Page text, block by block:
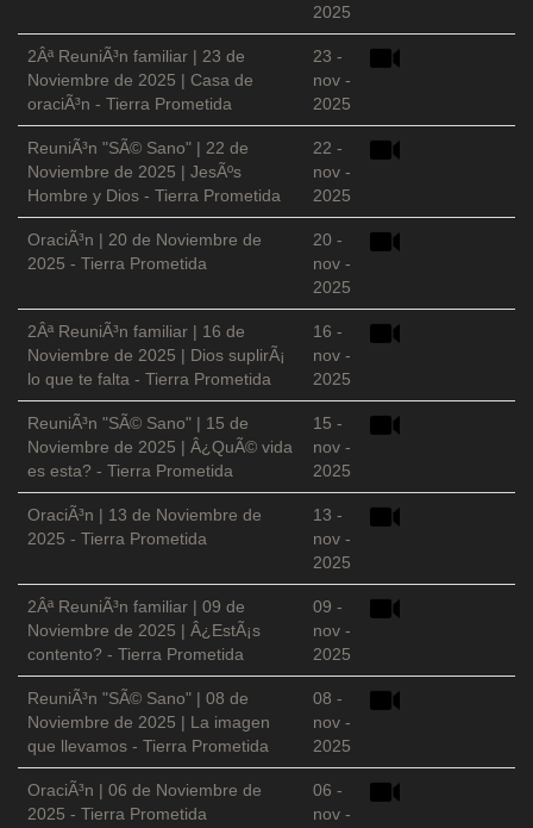
2025
2Âª ReuniÃ³n familiar | 23 de
Noviembre de 2025 | Casa de
oraciÃ³n - Tierra Prometida
23 -
nov -
2025
ReuniÃ³n "SÃ© Sano" | 22 de
Noviembre de 2025 | JesÃºs
Hombre y Dios - Tierra Prometida
22 -
nov -
2025
OraciÃ³n | 20 de Noviembre de
2025 - Tierra Prometida
20 -
nov -
2025
2Âª ReuniÃ³n familiar | 16 de
Noviembre de 2025 | Dios suplirÃ¡
lo que te falta - Tierra Prometida
16 -
nov -
2025
ReuniÃ³n "SÃ© Sano" | 15 de
Noviembre de 2025 | Â¿QuÃ© vida
es esta? - Tierra Prometida
15 -
nov -
2025
OraciÃ³n | 13 de Noviembre de
2025 - Tierra Prometida
13 -
nov -
2025
2Âª ReuniÃ³n familiar | 09 de
Noviembre de 2025 | Â¿EstÃ¡s
contento? - Tierra Prometida
09 -
nov -
2025
ReuniÃ³n "SÃ© Sano" | 08 de
Noviembre de 2025 | La imagen
que llevamos - Tierra Prometida
08 -
nov -
2025
OraciÃ³n | 06 de Noviembre de
2025 - Tierra Prometida
06 -
nov -